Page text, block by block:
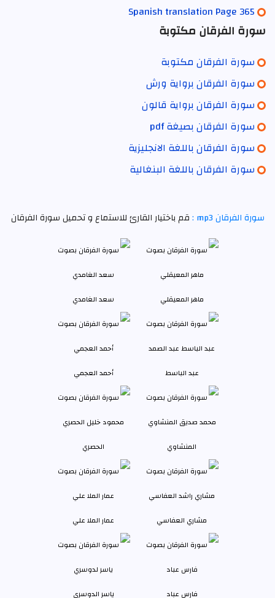
Spanish translation Page 365
سورة الفرقان مكتوبة
سورة الفرقان مكتوبة
سورة الفرقان برواية ورش
سورة الفرقان برواية قالون
سورة الفرقان بصيغة pdf
سورة الفرقان باللغة الانجليزية
سورة الفرقان باللغة البنغالية
سورة الفرقان mp3 : قم باختيار القارئ للاستماع و تحميل سورة الفرقان
ماهر المعيقلي سعد الغامدي
عبد الباسط أحمد العجمي
المنشاوي الحصري
مشاري العفاسي عمار الملا علي
فارس عباد ياسر الدوسري